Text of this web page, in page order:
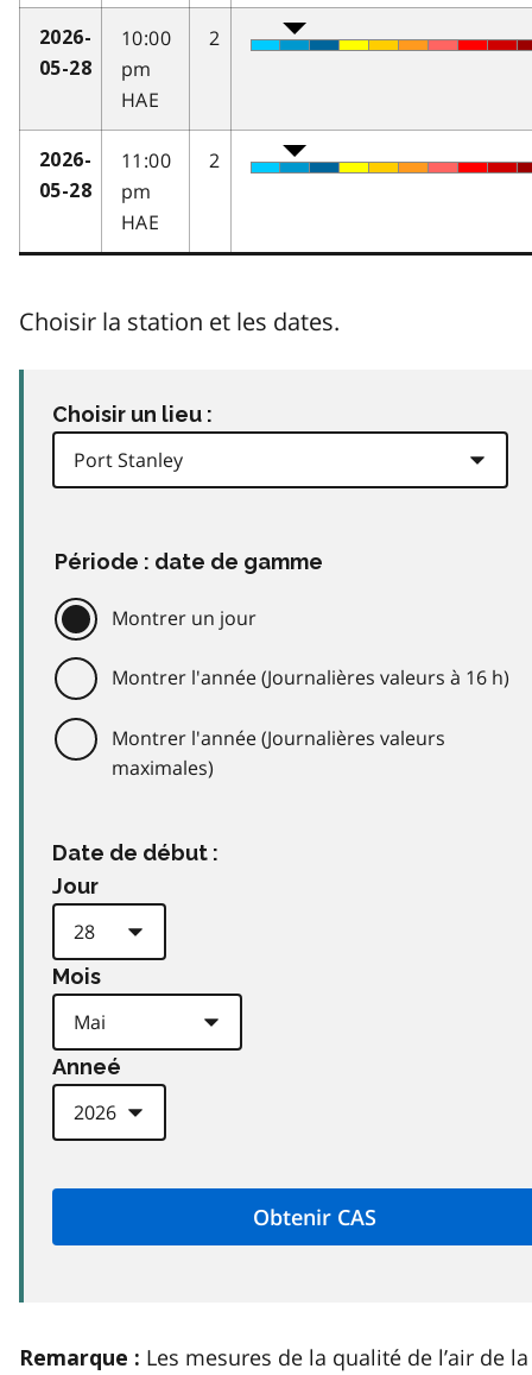
2026-
05-28
10:00
pm
HAE
2
2026-
05-28
11:00
pm
HAE
2
Choisir la station et les dates.
Choisir un lieu :
Période : date de gamme
Montrer un jour
Montrer l'année (Journalières valeurs à 16 h)
Montrer l'année (Journalières valeurs
maximales)
Date de début :
Jour
Mois
Anneé
Remarque : Les mesures de la qualité de l’air de la